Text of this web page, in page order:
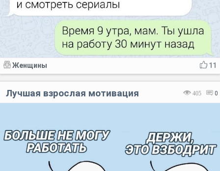
11
Женщины
405 0
Лучшая взрослая мотивация